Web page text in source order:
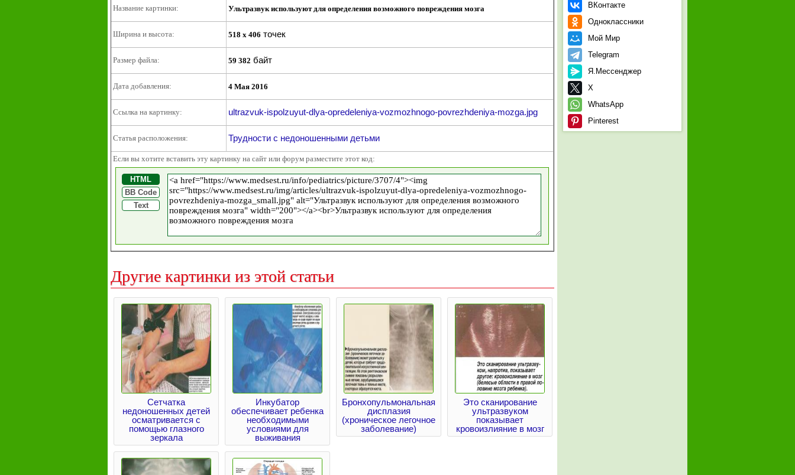
Название картинки: Ультразвук используют для определения возможного повреждения мозга
Ширина и высота: 518 x 406 точек
Размер файла: 59 382 байт
Дата добавления: 4 Мая 2016
Ссылка на картинку: ultrazvuk-ispolzuyut-dlya-opredeleniya-vozmozhnogo-povrezhdeniya-mozga.jpg
Статья расположения: Трудности с недоношенными детьми
Если вы хотите вставить эту картинку на сайт или форум разместите этот код:
HTML
BB Code
Text
Другие картинки из этой статьи
Сетчатка
недоношенных детей
осматривается с
помощью глазного
зеркала
Инкубатор
обеспечивает ребенка
необходимыми
условиями для
выживания
Бронхопульмональная
дисплазия
(хроническое легочное
заболевание)
Это сканирование
ультразвуком
показывает
кровоизлияние в мозг
ВКонтакте
Одноклассники
Мой Мир
Telegram
Я.Мессенджер
X
WhatsApp
Pinterest